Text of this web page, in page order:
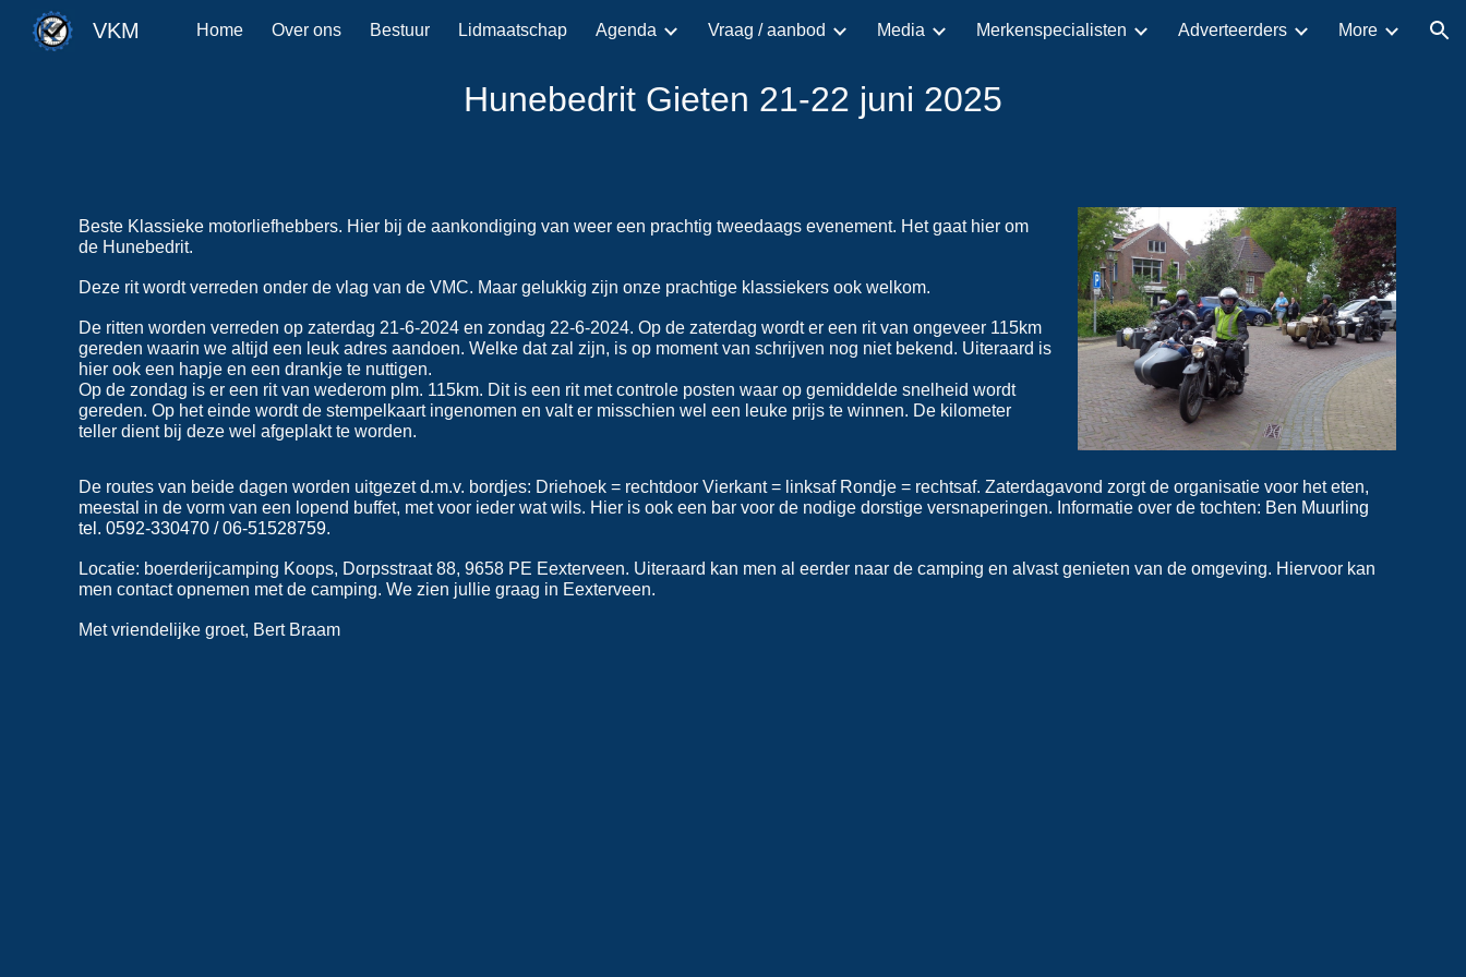
Skip to main content Skip to navigation
VKM Home Over ons Bestuur Lidmaatschap Agenda Vraag / aanbod Media Merkenspecialisten Adverteerders More
Hunebedrit Gieten 21-22 juni 2025
Beste Klassieke motorliefhebbers. Hier bij de aankondiging van weer een prachtig tweedaags evenement. Het gaat hier om
de Hunebedrit.
Deze rit wordt verreden onder de vlag van de VMC. Maar gelukkig zijn onze prachtige klassiekers ook welkom.
De ritten worden verreden op zaterdag 21-6-2024 en zondag 22-6-2024. Op de zaterdag wordt er een rit van ongeveer 115km
gereden waarin we altijd een leuk adres aandoen. Welke dat zal zijn, is op moment van schrijven nog niet bekend. Uiteraard is
hier ook een hapje en een drankje te nuttigen.
Op de zondag is er een rit van wederom plm. 115km. Dit is een rit met controle posten waar op gemiddelde snelheid wordt
gereden. Op het einde wordt de stempelkaart ingenomen en valt er misschien wel een leuke prijs te winnen. De kilometer
teller dient bij deze wel afgeplakt te worden.
De routes van beide dagen worden uitgezet d.m.v. bordjes: Driehoek = rechtdoor Vierkant = linksaf Rondje = rechtsaf. Zaterdagavond zorgt de organisatie voor het eten,
meestal in de vorm van een lopend buffet, met voor ieder wat wils. Hier is ook een bar voor de nodige dorstige versnaperingen. Informatie over de tochten: Ben Muurling
tel. 0592-330470 / 06-51528759.
Locatie: boerderijcamping Koops, Dorpsstraat 88, 9658 PE Eexterveen. Uiteraard kan men al eerder naar de camping en alvast genieten van de omgeving. Hiervoor kan
men contact opnemen met de camping. We zien jullie graag in Eexterveen.
Met vriendelijke groet, Bert Braam